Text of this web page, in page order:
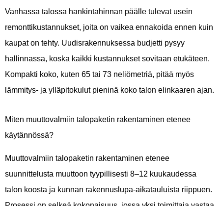
Vanhassa talossa hankintahinnan päälle tulevat usein
remonttikustannukset, joita on vaikea ennakoida ennen kuin
kaupat on tehty. Uudisrakennuksessa budjetti pysyy
hallinnassa, koska kaikki kustannukset sovitaan etukäteen.
Kompakti koko, kuten 65 tai 73 neliömetriä, pitää myös
lämmitys- ja ylläpitokulut pieninä koko talon elinkaaren ajan.
Miten muuttovalmiin talopaketin rakentaminen etenee
käytännössä?
Muuttovalmiin talopaketin rakentaminen etenee
suunnittelusta muuttoon tyypillisesti 8–12 kuukaudessa
talon koosta ja kunnan rakennuslupa-aikatauluista riippuen.